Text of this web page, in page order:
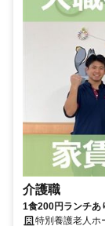
介護職
1食200円ランチ
業少なめ！入職祝
特別養護老人ホ